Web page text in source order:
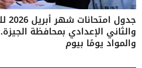
والثاني الإعدادي بمحافظة
والمواد يومًا بيوم